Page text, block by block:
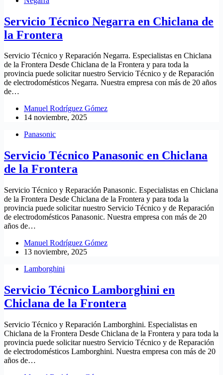
Servicio Técnico Negarra en Chiclana de
la Frontera
Servicio Técnico y Reparación Negarra. Especialistas en Chiclana
de la Frontera Desde Chiclana de la Frontera y para toda la
provincia puede solicitar nuestro Servicio Técnico y de Reparación
de electrodomésticos Negarra. Nuestra empresa con más de 20 años
de…
Manuel Rodríguez Gómez
14 noviembre, 2025
Panasonic
Servicio Técnico Panasonic en Chiclana
de la Frontera
Servicio Técnico y Reparación Panasonic. Especialistas en Chiclana
de la Frontera Desde Chiclana de la Frontera y para toda la
provincia puede solicitar nuestro Servicio Técnico y de Reparación
de electrodomésticos Panasonic. Nuestra empresa con más de 20
años de…
Manuel Rodríguez Gómez
13 noviembre, 2025
Lamborghini
Servicio Técnico Lamborghini en
Chiclana de la Frontera
Servicio Técnico y Reparación Lamborghini. Especialistas en
Chiclana de la Frontera Desde Chiclana de la Frontera y para toda la
provincia puede solicitar nuestro Servicio Técnico y de Reparación
de electrodomésticos Lamborghini. Nuestra empresa con más de 20
años de…